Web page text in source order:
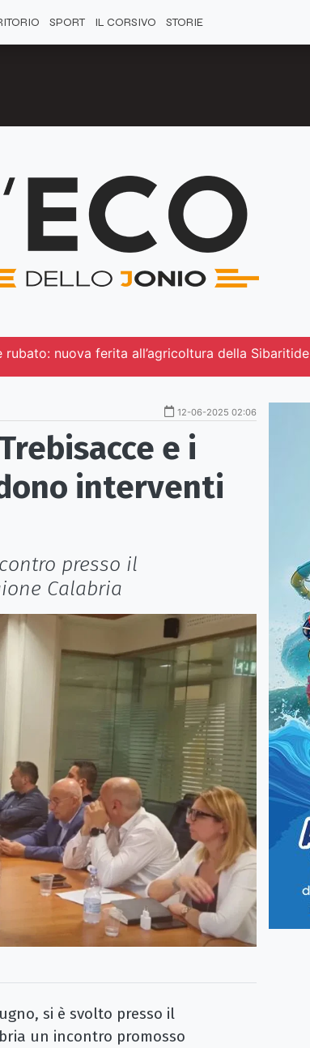
SPORT IL CORSIVO STORIE
nuova ferita all’agricoltura della Sibaritide
12-06-2025 02:06
e i
interventi
presso il
Calabria
si è svolto presso il
un incontro promosso